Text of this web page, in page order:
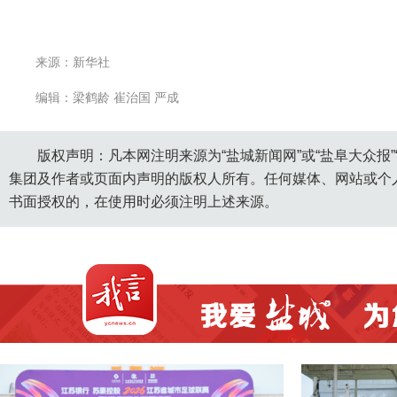
来源：新华社
编辑：梁鹤龄 崔治国 严成
版权声明：凡本网注明来源为“盐城新闻网”或“盐阜大众
集团及作者或页面内声明的版权人所有。任何媒体、网站或
书面授权的，在使用时必须注明上述来源。